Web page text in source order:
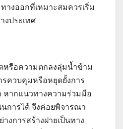
างออกที่เหมาะสมควรเริ่ม
งประเทศ
หรือความตกลงลุ่มน้ำข้าม
ควบคุมหรือหยุดยั้งการ
หากแนวทางความร่วมมือ
นการได้ จึงค่อยพิจารณา
งการสร้างฝายเป็นทาง